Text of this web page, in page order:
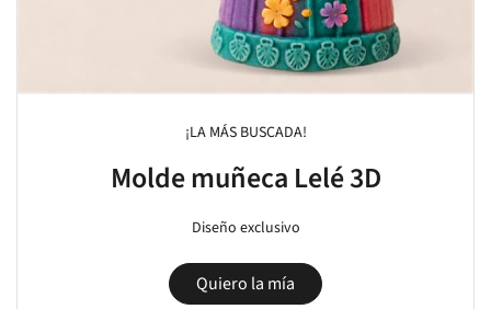
¡LA MÁS BUSCADA!
Molde muñeca Lelé 3D
Diseño exclusivo
Quiero la mía